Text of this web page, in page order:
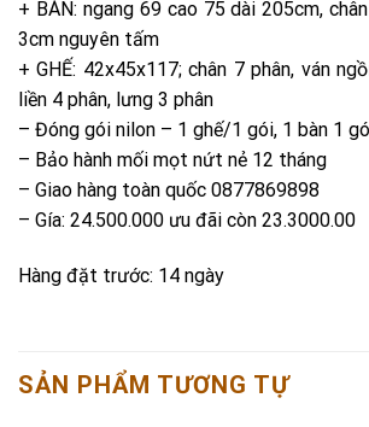
+ BÀN: ngang 69 cao 75 dài 205cm,
3cm nguyên tấm
+ GHẾ: 42x45x117; chân 7 phân, ván
liền 4 phân, lưng 3 phân
– Đóng gói nilon – 1 ghế/1 gói, 1 bàn 1
– Bảo hành mối mọt nứt nẻ 12 tháng
– Giao hàng toàn quốc 0877869898
– Gía: 24.500.000 ưu đãi còn 23.3000.00
Hàng đặt trước: 14 ngày
SẢN PHẨM TƯƠNG TỰ